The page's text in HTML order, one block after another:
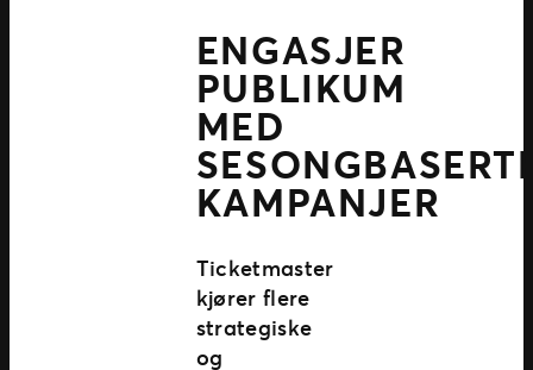
ENGASJER
PUBLIKUM
MED
KAMPANJER
Ticketmaster
kjører flere
strategiske
og